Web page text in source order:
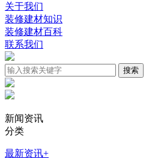
关于我们
装修建材知识
装修建材百科
联系我们
新闻资讯
分类
最新资讯+